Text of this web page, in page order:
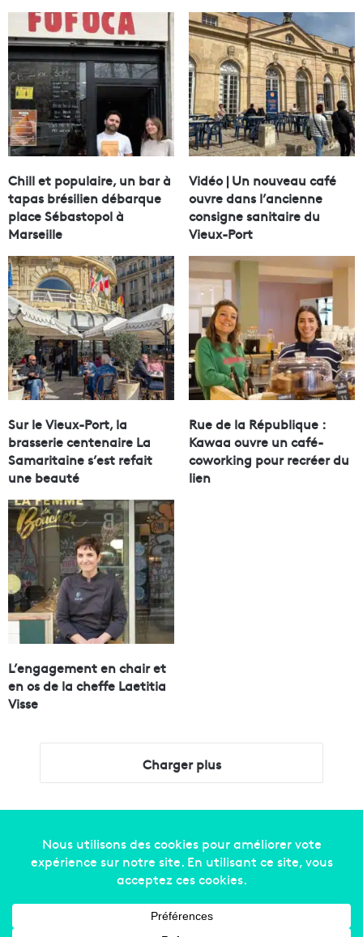
Chill et populaire, un bar à
tapas brésilien débarque
place Sébastopol à
Marseille
Vidéo | Un nouveau café
ouvre dans l’ancienne
consigne sanitaire du
Vieux-Port
Sur le Vieux-Port, la
brasserie centenaire La
Samaritaine s’est refait
une beauté
Rue de la République :
Kawaa ouvre un café-
coworking pour recréer du
lien
L’engagement en chair et
en os de la cheffe Laetitia
Visse
Charger plus
Copyright © 2014-2022Made in Marseille
réservés -mentions légales-nous contacter-qui